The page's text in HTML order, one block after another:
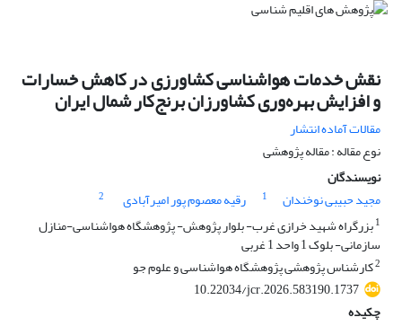
نقش خدمات هواشناسی کشاورزی در کاهش خسارات
و افزایش بهره‌وری کشاورزان برنج‌کار شمال ایران
مقالات آماده انتشار
نوع مقاله : مقاله پژوهشی
نویسندگان
مجید حبیبی نوخندان
1 رقیه معصوم پور امیرآبادی
2
1بزرگراه شهید خرازی غرب- بلوار پژوهش- پژوهشگاه هواشناسی-منازل
سازمانی- بلوک 1 واحد 1 غربی
2کارشناس پژوهشی پژوهشگاه هواشناسی و علوم جو
10.22034/jcr.2026.583190.1737
چکیده